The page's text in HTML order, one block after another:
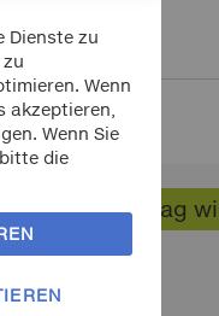
Vertrag
Dienste zu
Wenn
akzeptieren,
Wenn Sie
die